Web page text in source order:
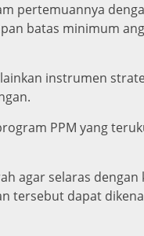
pertemuannya
batas minimum
instrumen
PPM yang
agar selaras
tersebut dapat